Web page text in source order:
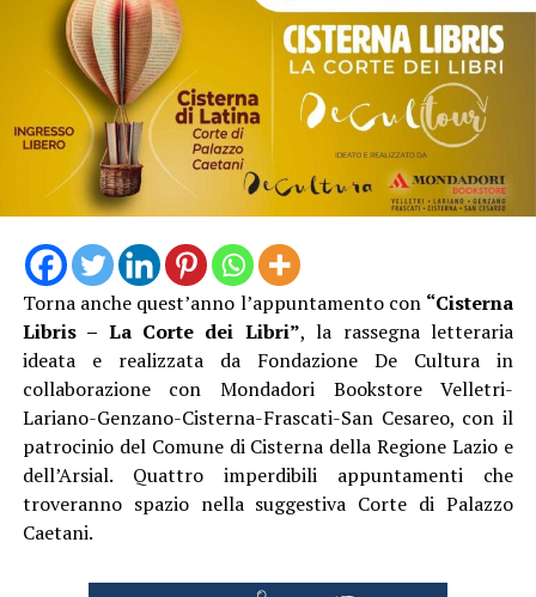
Torna anche quest’anno l’appuntamento con “Cisterna
Libris – La Corte dei Libri”, la rassegna letteraria
ideata e realizzata da Fondazione De Cultura in
collaborazione con Mondadori Bookstore Velletri-
Lariano-Genzano-Cisterna-Frascati-San Cesareo, con il
patrocinio del Comune di Cisterna della Regione Lazio e
dell’Arsial. Quattro imperdibili appuntamenti che
troveranno spazio nella suggestiva Corte di Palazzo
Caetani.